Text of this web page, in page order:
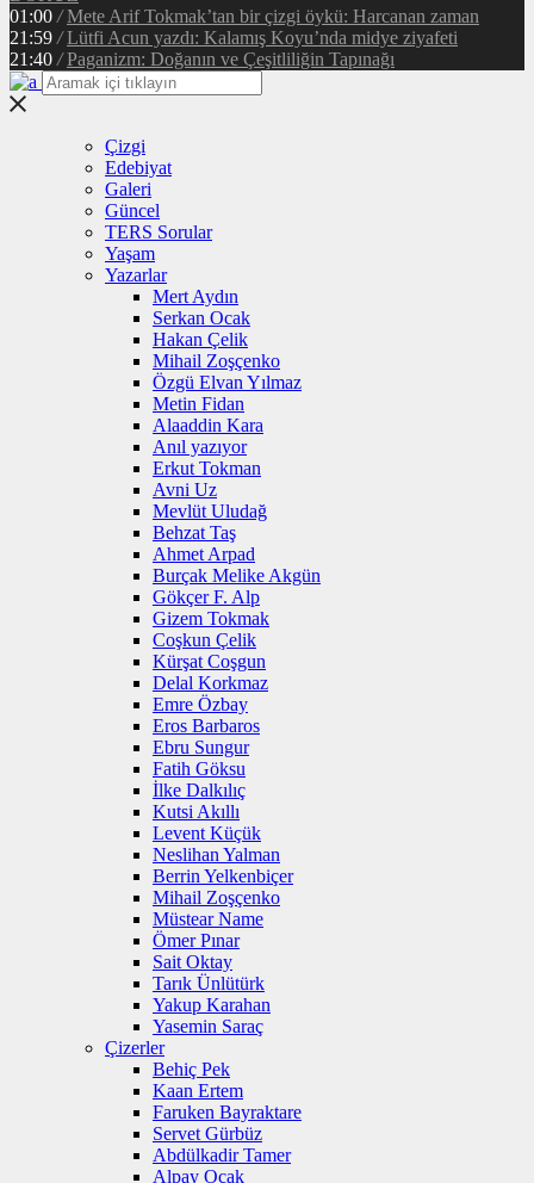
01:00 / Mete Arif Tokmak’tan bir çizgi öykü: Harcanan zaman
21:59 / Lütfi Acun yazdı: Kalamış Koyu’nda midye ziyafeti
21:40 / Paganizm: Doğanın ve Çeşitliliğin Tapınağı
Çizgi
Edebiyat
Galeri
Güncel
TERS Sorular
Yaşam
Yazarlar
Mert Aydın
Serkan Ocak
Hakan Çelik
Mihail Zoşçenko
Özgü Elvan Yılmaz
Metin Fidan
Alaaddin Kara
Anıl yazıyor
Erkut Tokman
Avni Uz
Mevlüt Uludağ
Behzat Taş
Ahmet Arpad
Burçak Melike Akgün
Gökçer F. Alp
Gizem Tokmak
Coşkun Çelik
Kürşat Coşgun
Delal Korkmaz
Emre Özbay
Eros Barbaros
Ebru Sungur
Fatih Göksu
İlke Dalkılıç
Kutsi Akıllı
Levent Küçük
Neslihan Yalman
Berrin Yelkenbiçer
Mihail Zoşçenko
Müstear Name
Ömer Pınar
Sait Oktay
Tarık Ünlütürk
Yakup Karahan
Yasemin Saraç
Çizerler
Behiç Pek
Kaan Ertem
Faruken Bayraktare
Servet Gürbüz
Abdülkadir Tamer
Alpay Ocak